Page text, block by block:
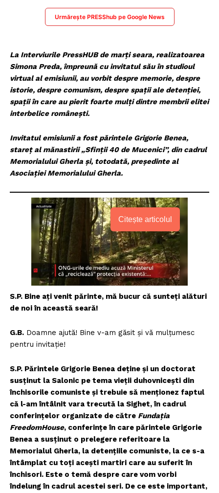
Urmărește PRESShub pe Google News
La Interviurile PressHUB de marți seara, realizatoarea
Simona Preda, împreună cu invitatul său în studioul
virtual al emisiunii, au vorbit despre memorie, despre
istorie, despre comunism, despre spații ale detenției,
spații în care au pierit foarte mulți dintre membrii elitei
interbelice românești.
Invitatul emisiunii a fost părintele Grigorie Benea,
stareț al mănastirii „Sfinții 40 de Mucenici”, din cadrul
Memorialului Gherla și, totodată, președinte al
Asociației Memorialului Gherla.
Citește articolul
S.P. Bine ați venit părinte, mă bucur că sunteți alături
de noi în această seară!
G.B. Doamne ajută! Bine v-am găsit și vă mulțumesc
pentru invitație!
S.P. Părintele Grigorie Benea deține și un doctorat
susținut la Salonic pe tema vieții duhovnicești din
închisorile comuniste și trebuie să menționez faptul
că l-am întâlnit vara trecută la Sighet, în cadrul
conferințelor organizate de către Fundația
FreedomHouse, conferințe în care părintele Grigorie
Benea a susținut o prelegere referitoare la
Memorialul Gherla, la detențiile comuniste, la ce s-a
întâmplat cu toți acești martiri care au suferit în
închisori. Este o temă despre care vom vorbi
îndelung în cadrul acestei seri. De ce este important,